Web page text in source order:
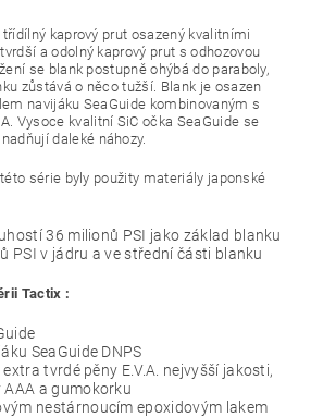
kaprový prut osazený kvalitními
a odolný kaprový prut s odhozovou
se blank postupně ohýbá do paraboly,
zůstává o něco tužší. Blank je osazen
navijáku SeaGuide kombinovaným s
Vysoce kvalitní SiC očka SeaGuide se
daleké náhozy.
série byly použity materiály japonské
36 milionů PSI jako základ blanku
PSI v jádru a ve střední části blanku
Tactix :
SeaGuide DNPS
tvrdé pěny E.V.A. nejvyšší jakosti,
a gumokorku
nestárnoucím epoxidovým lakem